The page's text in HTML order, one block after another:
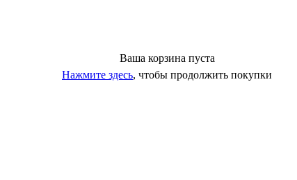
Ваша корзина пуста
Нажмите здесь, чтобы продолжить покупки